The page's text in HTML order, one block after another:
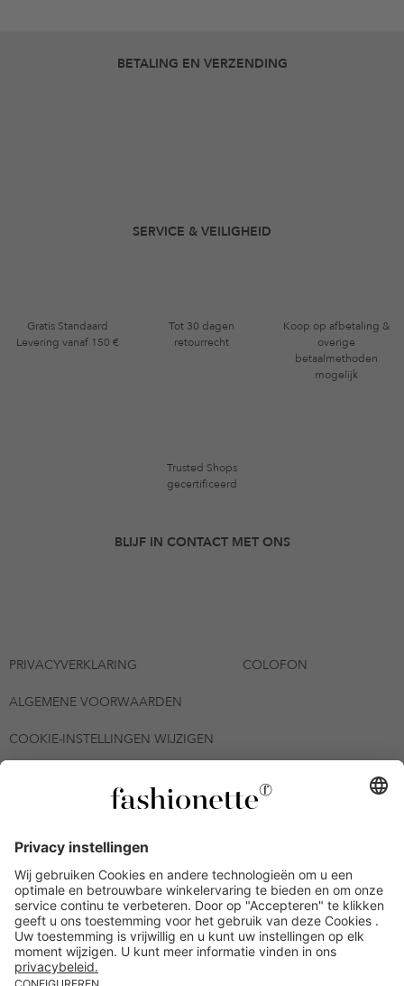
BETALING EN VERZENDING
SERVICE & VEILIGHEID
Gratis Standaard
Levering vanaf 150 €
Tot 30 dagen
retourrecht
Koop op afbetaling &
overige
betaalmethoden
mogelijk
Trusted Shops
gecertificeerd
BLIJF IN CONTACT MET ONS
PRIVACYVERKLARING COLOFON
ALGEMENE VOORWAARDEN
COOKIE-INSTELLINGEN WIJZIGEN
inwisselbaar op alle artikelen op de pagina
fashionette.nl/selected-styles. De voorwaarden zoals vastgelegd in
artikel 9 van de algemene voorwaarden zijn van toepassing.
Bepaalde merken en artikelen kunnen uitgesloten zijn.
Kredietwaardigheid nodig. Alle prijzen inclusief btw en zonder
verzendkosten. De personen die genoemd of gepresenteerd zijn,
hebben geen van de aangeboden producten op de site